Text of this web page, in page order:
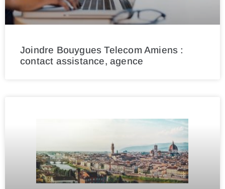
Joindre Bouygues Telecom Amiens :
contact assistance, agence